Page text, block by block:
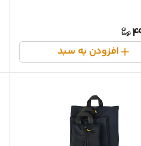
افزودن به سبد